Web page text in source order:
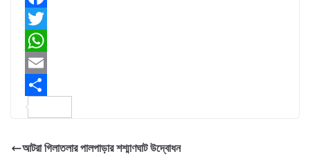
F
a
c
e
b
o
T
w
t
e
W
h
a
s
E
m
i
a
আটরা গিলাতলার পালপাড়ার শশ্মাণঘাট উদ্বোধন